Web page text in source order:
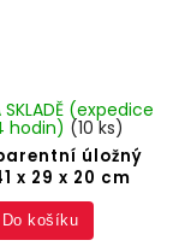
úložný
x 29 x 20 cm
SKLADĚ (expedice
hodin) (10 ks)
Do košíku